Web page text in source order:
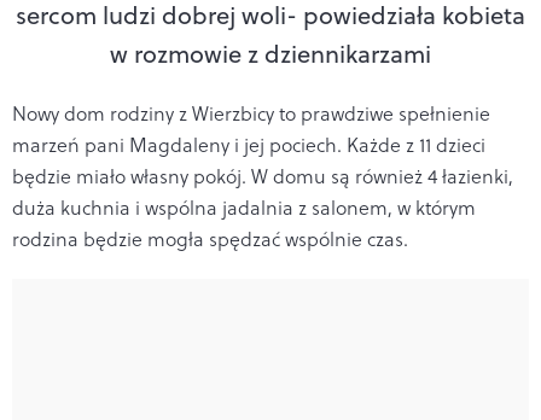
sercom ludzi dobrej woli- powiedziała kobieta
w rozmowie z dziennikarzami
Nowy dom rodziny z Wierzbicy to prawdziwe spełnienie
marzeń pani Magdaleny i jej pociech. Każde z 11 dzieci
będzie miało własny pokój. W domu są również 4 łazienki,
duża kuchnia i wspólna jadalnia z salonem, w którym
rodzina będzie mogła spędzać wspólnie czas.